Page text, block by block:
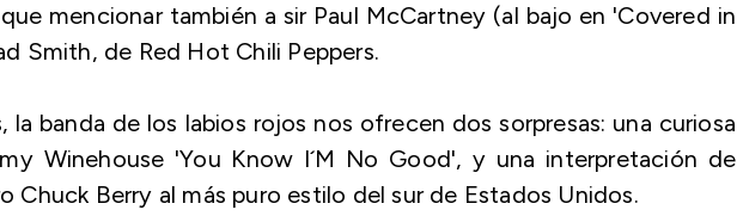
mencionar también a sir Paul McCartney (al bajo en 'Covered in
Smith, de Red Hot Chili Peppers.
la banda de los labios rojos nos ofrecen dos sorpresas: una curiosa
Winehouse 'You Know I´M No Good', y una interpretación de
Chuck Berry al más puro estilo del sur de Estados Unidos.